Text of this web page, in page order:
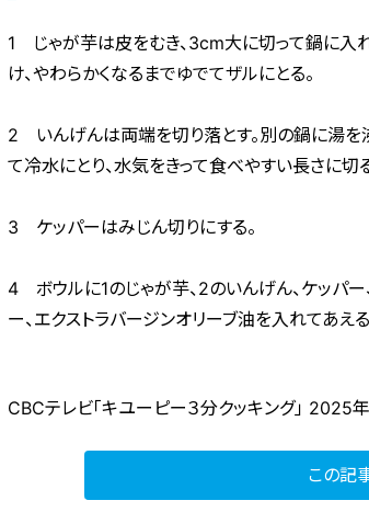
1 じゃが芋は皮をむき、3cm大に切って鍋に入
け、やわらかくなるまでゆでてザルにとる。
2 いんげんは両端を切り落とす。別の鍋に湯を
て冷水にとり、水気をきって食べやすい長さに切
3 ケッパーはみじん切りにする。
4 ボウルに1のじゃが芋、2のいんげん、ケッパー
ー、エクストラバージンオリーブ油を入れてあえる
CBCテレビ「キユーピー３分クッキング」 2025
この記